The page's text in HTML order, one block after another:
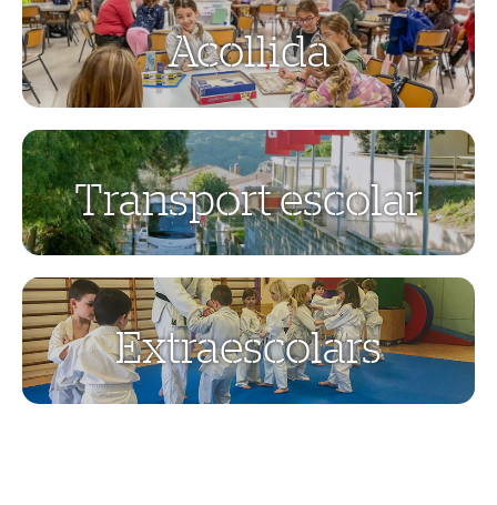
Acollida
Servei de matí i de tarda.
Transport escolar
Consulta aquí rutes, horaris, quotes, etc.
Extraescolars